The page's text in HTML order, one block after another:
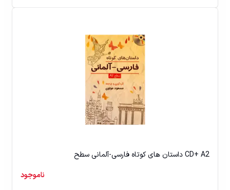
داستان های کوتاه فارسی-آلمانی سطح CD+ A2
ناموجود